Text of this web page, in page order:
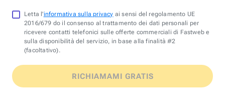
Letta l'informativa sulla privacy ai sensi del regolamento UE
2016/679 do il consenso al trattamento dei dati personali per
ricevere contatti telefonici sulle offerte commerciali di Fastweb e
sulla disponibilità del servizio, in base alla finalità #2
(facoltativo).
RICHIAMAMI GRATIS